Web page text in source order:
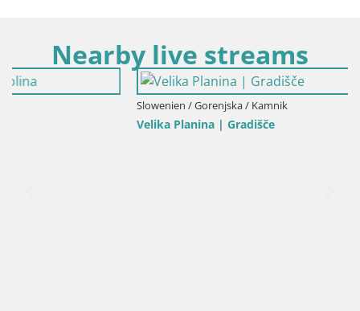
Nearby live streams
Slowenien / Gorenjska / Kamnik
Velika Planina | Gradišče